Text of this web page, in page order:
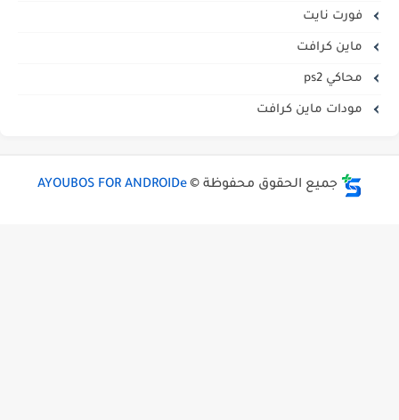
فورت نايت
ماين كرافت
محاكي ps2
مودات ماين كرافت
جميع الحقوق محفوظة © AYOUBOS FOR ANDROIDe